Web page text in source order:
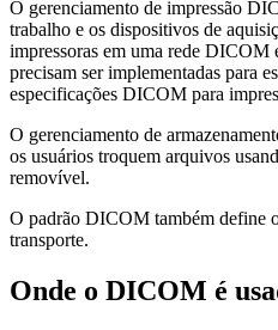
O gerenciamento de impressão
trabalho e os dispositivos de
impressoras em uma rede DICOM
precisam ser implementadas para
especificações DICOM para
O gerenciamento de
os usuários troquem arquivos
removível.
O padrão DICOM também define
transporte.
Onde o DICOM é